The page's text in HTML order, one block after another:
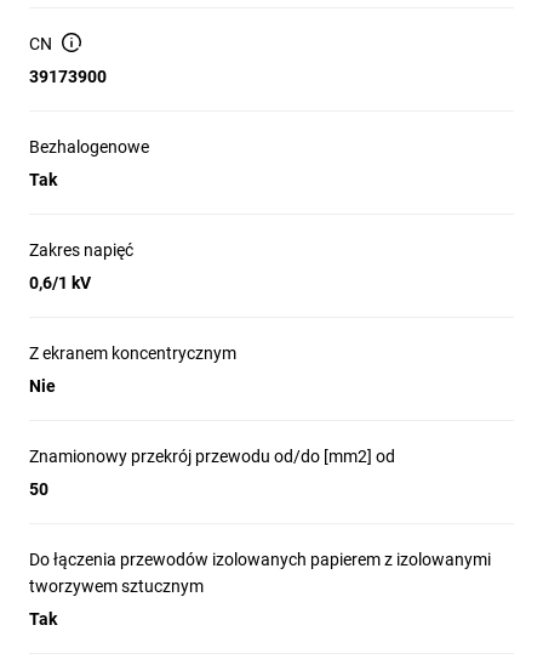
CN
39173900
Bezhalogenowe
Tak
Zakres napięć
0,6/1 kV
Z ekranem koncentrycznym
Nie
Znamionowy przekrój przewodu od/do [mm2] od
50
Do łączenia przewodów izolowanych papierem z izolowanymi
tworzywem sztucznym
Tak